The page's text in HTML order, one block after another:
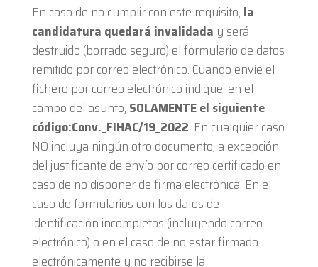
En caso de no cumplir con este requisito, la
candidatura quedará invalidada y será
destruido (borrado seguro) el formulario de datos
remitido por correo electrónico. Cuando envíe el
fichero por correo electrónico indique, en el
campo del asunto, SOLAMENTE el siguiente
código:Conv._FIHAC/19_2022. En cualquier caso
NO incluya ningún otro documento, a excepción
del justificante de envío por correo certificado en
caso de no disponer de firma electrónica. En el
caso de formularios con los datos de
identificación incompletos (incluyendo correo
electrónico) o en el caso de no estar firmado
electrónicamente y no recibirse la